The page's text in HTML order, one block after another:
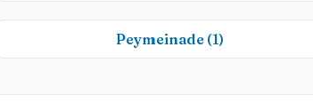
Peymeinade (1)